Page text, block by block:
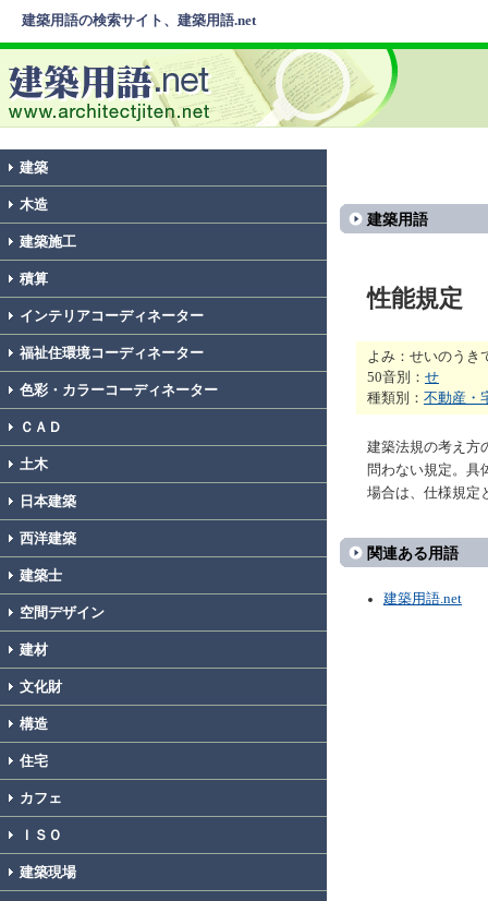
建築用語の検索サイト、建築用語.net
建築
木造
建築施工
積算
インテリアコーディネーター
福祉住環境コーディネーター
色彩・カラーコーディネーター
ＣＡＤ
土木
日本建築
西洋建築
建築士
空間デザイン
建材
文化財
構造
住宅
カフェ
ＩＳＯ
建築現場
建築用語
性能規定
よみ：せいのうき
50音別： せ
種類別： 不動産・
建築法規の考え方
問わない規定。具
場合は、仕様規定
関連ある用語
建築用語.net